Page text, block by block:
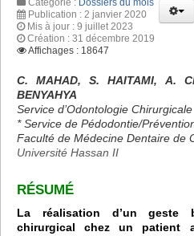
Publication : 2 janvier 2020
Mis à jour : 9 juillet 2023
Création : 31 décembre 2019
Affichages : 18647
C. MAHAD, S. HAITAMI, A.
BENYAHYA
Service d’Odontologie Chirurgicale
* Service de Pédodontie/
Faculté de Médecine Dentaire de
Université Hassan II
RÉSUMÉ
La réalisation d’un geste
chirurgical chez un patient